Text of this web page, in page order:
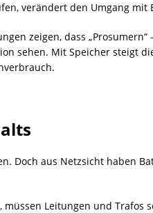
verändert den Umgang mit
zeigen, dass
sehen. Mit Speicher steigt
aus Netzsicht haben
Leitungen und Trafos